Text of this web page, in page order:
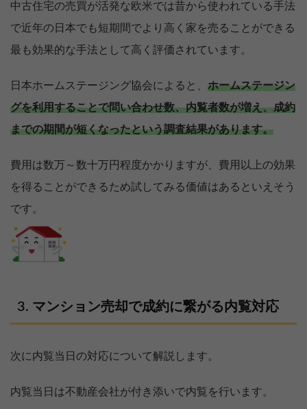
中古住宅の売買が活発な欧米では昔から使われている手法
で近年の日本でも短期間でより高く家を売ることができる
最も効果的な手法として高く評価されています。
日本ホームステージング協会によると、 ホームステージン
グを利用することで問い合わせ数、内覧者数が増え、成約
までの期間が短くなったという調査結果があります。
費用は数万～数十万円程度かかりますが、費用以上の効果
を得ることができるため試してみる価値はあるといえそう
です。
マンション売却で成約に繋がる内覧対応
次に内覧当日の対応について解説します。
内覧当日は不動産会社が付き添いで内覧を行います。